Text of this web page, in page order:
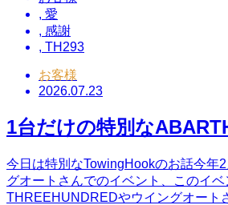
, 愛
, 感謝
, TH293
お客様
2026.07.23
1台だけの特別な
今日は特別なTowingHookのお話今年
グオートさんでのイベント、このイ
THREEHUNDREDやウイングオート